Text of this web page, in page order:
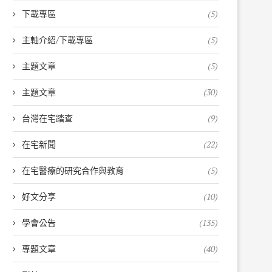
下載專區 (5)
主軸介紹/下載專區 (5)
主題文章 (5)
主題文章 (30)
台灣在宅踏查 (9)
在宅新聞 (22)
在宅醫療的研究合作與教育 (5)
好文分享 (10)
學會公告 (135)
專題文章 (40)